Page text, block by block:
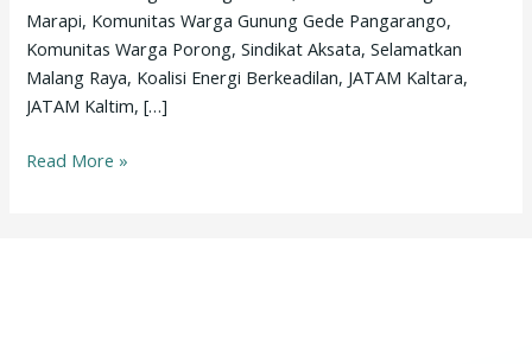
Marapi, Komunitas Warga Gunung Gede Pangarango,
Komunitas Warga Porong, Sindikat Aksata, Selamatkan
Malang Raya, Koalisi Energi Berkeadilan, JATAM Kaltara,
JATAM Kaltim, […]
Read More »